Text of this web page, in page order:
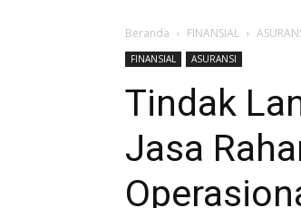
Beranda FINANSIAL
FINANSIAL ASURANSI
Tindak
Jasa